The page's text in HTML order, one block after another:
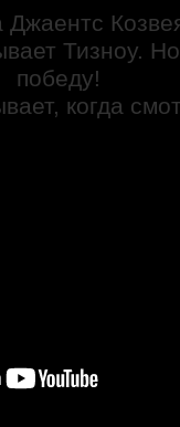
Джаентс
Тизноу.
победу!
когда